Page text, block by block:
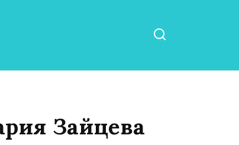
Зайцева